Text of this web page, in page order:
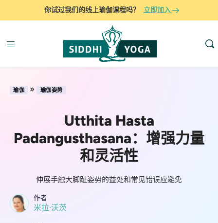
你试过我们的线上瑜伽课程吗？ 立即加入
瑜伽 » 瑜伽姿势
Utthita Hasta
Padangusthasana：增强力量
和灵活性
伸展手触大脚趾姿势的益处和常见错误应避免
作者
米拉·沃茨